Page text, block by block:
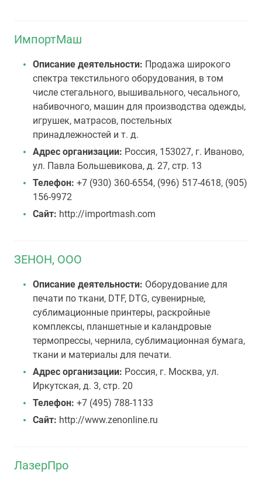
ИмпортМаш
Описание деятельности: Продажа широкого
спектра текстильного оборудования, в том
числе стегального, вышивального, чесального,
набивочного, машин для производства одежды,
игрушек, матрасов, постельных
принадлежностей и т. д.
Адрес организации: Россия, 153027, г. Иваново,
ул. Павла Большевикова, д. 27, стр. 13
Телефон: +7 (930) 360-6554, (996) 517-4618, (905)
156-9972
Сайт: http://importmash.com
ЗЕНОН, ООО
Описание деятельности: Оборудование для
печати по ткани, DTF, DTG, сувенирные,
сублимационные принтеры, раскройные
комплексы, планшетные и каландровые
термопрессы, чернила, сублимационная бумага,
ткани и материалы для печати.
Адрес организации: Россия, г. Москва, ул.
Иркутская, д. 3, стр. 20
Телефон: +7 (495) 788-1133
Сайт: http://www.zenonline.ru
ЛазерПро